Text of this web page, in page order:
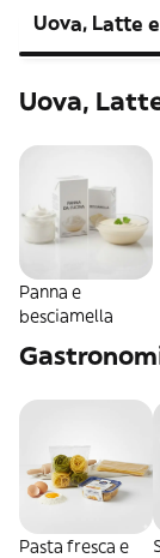
Uova, Latte
Uova,
Panna e
besciamella
Pasta fresca e